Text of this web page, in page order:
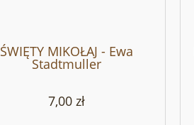
ŚWIĘTY MIKOŁAJ - Ewa
Stadtmuller
7,00 zł